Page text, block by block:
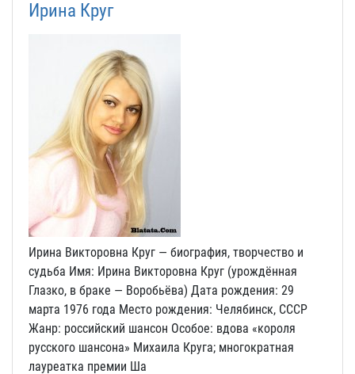
Ирина Круг
Ирина Викторовна Круг — биография, творчество и
судьба Имя: Ирина Викторовна Круг (урождённая
Глазко, в браке — Воробьёва) Дата рождения: 29
марта 1976 года Место рождения: Челябинск, СССР
Жанр: российский шансон Особое: вдова «короля
русского шансона» Михаила Круга; многократная
лауреатка премии Ша